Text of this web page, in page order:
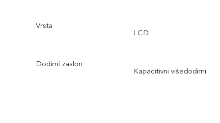
Vrsta
LCD
Dodirni zaslon
Kapacitivni višedodirni